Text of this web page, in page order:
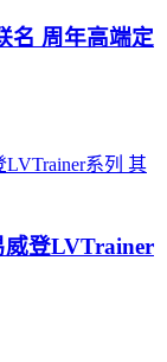
名 周年高端定
其
登LVTrainer